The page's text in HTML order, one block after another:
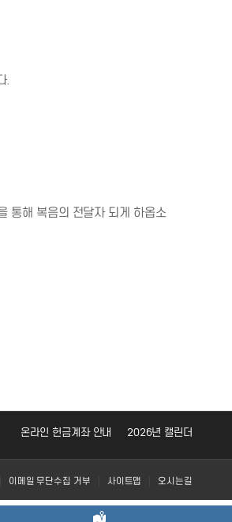
.
통해 복음의 전달자 되게 하옵소
온라인 헌금계좌 안내 2026년 캘린더
이메일 무단수집 거부 사이트맵 오시는길